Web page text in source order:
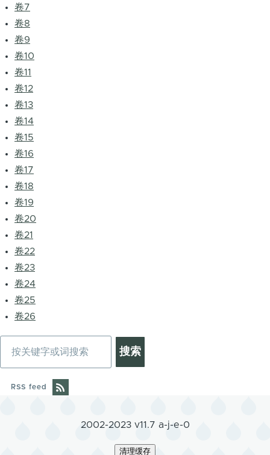
卷7
卷8
卷9
卷10
卷11
卷12
卷13
卷14
卷15
卷16
卷17
卷18
卷19
卷20
卷21
卷22
卷23
卷24
卷25
卷26
RSS feed
2002-2023 v11.7 a-j-e-0